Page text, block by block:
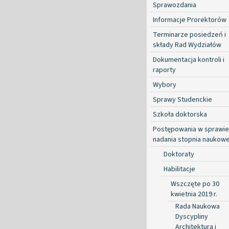
Sprawozdania
Informacje Prorektorów
Terminarze posiedzeń i
składy Rad Wydziałów
Dokumentacja kontroli i
raporty
Wybory
Sprawy Studenckie
Szkoła doktorska
Postępowania w sprawie
nadania stopnia
Doktoraty
Habilitacje
Wszczęte po 30
kwietnia 2019 r.
Rada Naukowa
Dyscypliny
Architektura i